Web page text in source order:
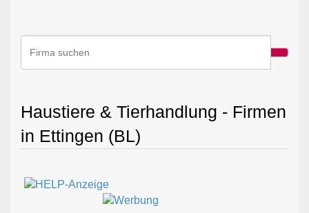
Haustiere & Tierhandlung - Firmen
in Ettingen (BL)